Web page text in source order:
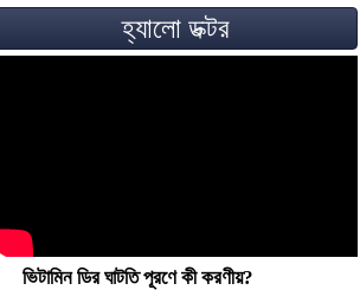
হ্যালো ডক্টর
ভিটামিন ডির ঘাটতি পূরণে কী করণীয়?